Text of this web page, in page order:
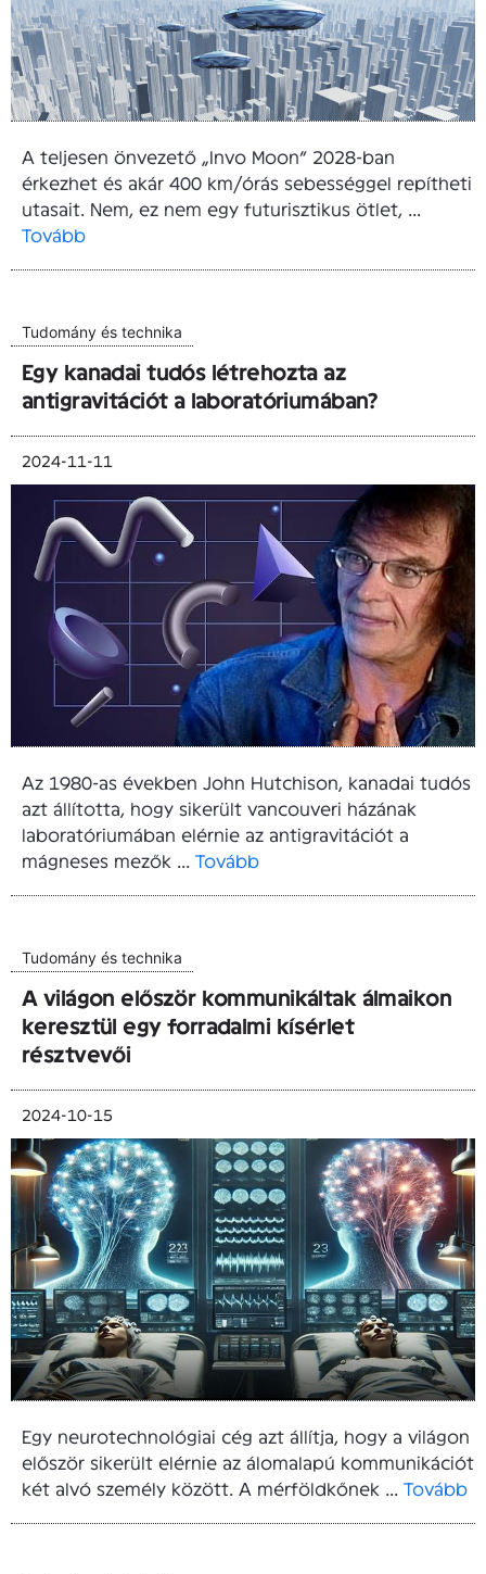
A teljesen önvezető „Invo Moon” 2028-ban
érkezhet és akár 400 km/órás sebességgel repítheti
utasait. Nem, ez nem egy futurisztikus ötlet, ...
Tovább
Tudomány és technika
Egy kanadai tudós létrehozta az
antigravitációt a laboratóriumában?
2024-11-11
Az 1980-as években John Hutchison, kanadai tudós
azt állította, hogy sikerült vancouveri házának
laboratóriumában elérnie az antigravitációt a
mágneses mezők ... Tovább
Tudomány és technika
A világon először kommunikáltak álmaikon
keresztül egy forradalmi kísérlet
résztvevői
2024-10-15
Egy neurotechnológiai cég azt állítja, hogy a világon
először sikerült elérnie az álomalapú kommunikációt
két alvó személy között. A mérföldkőnek ... Tovább